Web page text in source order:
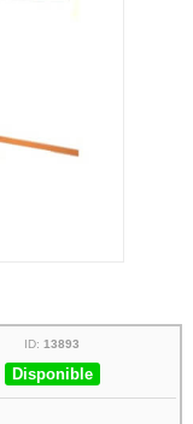
ID:13893
Disponible